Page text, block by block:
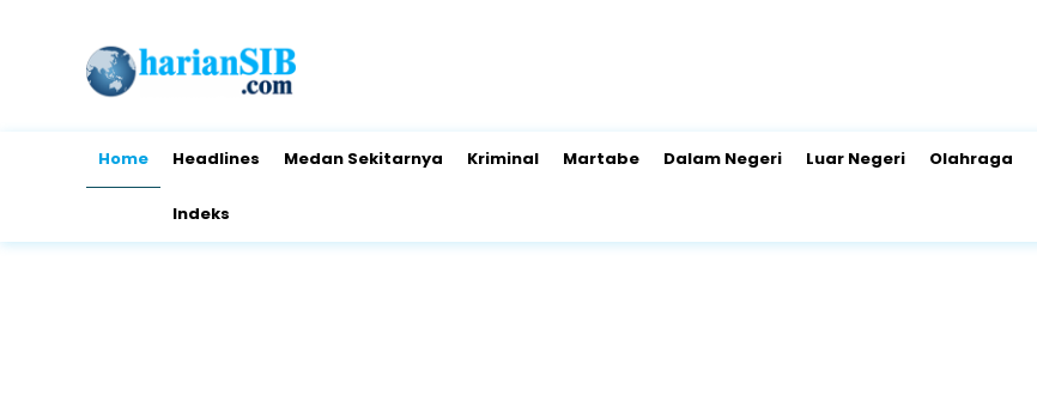
Home Headlines Medan Sekitarnya Kriminal Martabe Dalam Negeri Luar Negeri Olahraga
Indeks